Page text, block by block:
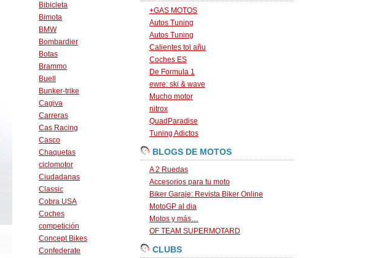
Bibicleta
Bimota
BMW
Bombardier
Botas
Brammo
Buell
Bunker-trike
Cagiva
Carreras
Cas Racing
Casco
Chaquetas
ciclomotor
Ciudadanas
Classic
Cobra USA
Coches
competición
Concept Bikes
Confederate
+GAS MOTOS
Autos Tuning
Autos Tuning
Calientes tol añu
Coches ES
De Formula 1
ewre: ski & wave
Mucho motor
nitrox
QuadParadise
Tuning Adictos
BLOGS DE MOTOS
A 2 Ruedas
Accesorios para tu moto
Biker Garaje: Revista Biker Online
MotoGP al dia
Motos y más…
OF TEAM SUPERMOTARD
CLUBS